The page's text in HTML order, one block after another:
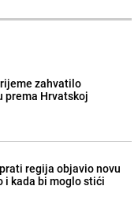
zahvatilo
prema Hrvatskoj
regija objavio novu
i kada bi moglo stići